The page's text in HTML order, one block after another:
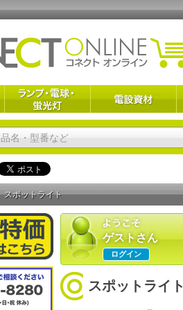
ゲストさん
ログイン
スポットライト
スポットライト